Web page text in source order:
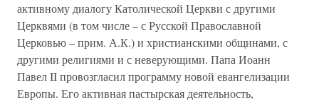
активному диалогу Католической Церкви с другими
Церквями (в том числе – с Русской Православной
Церковью – прим. А.К.) и христианскими общинами, с
другими религиями и с неверующими. Папа Иоанн
Павел II провозгласил программу новой евангелизации
Европы. Его активная пастырская деятельность,